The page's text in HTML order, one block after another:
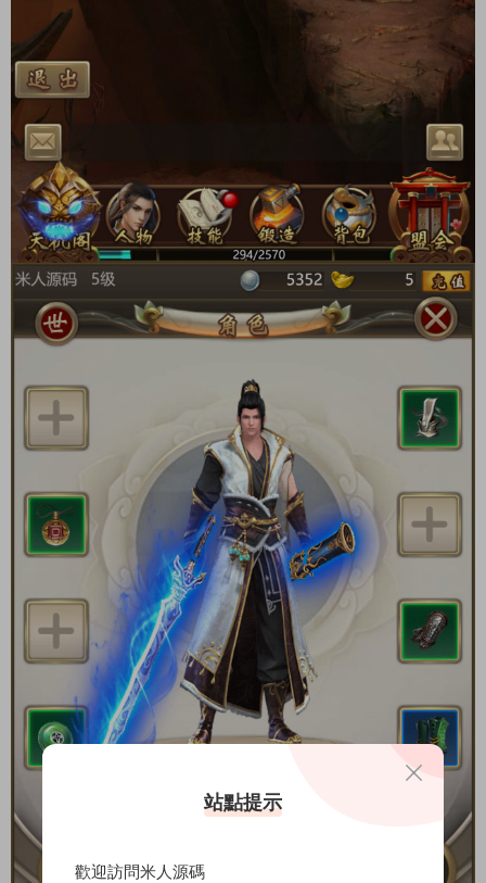
站點提示
歡迎訪問米人源碼